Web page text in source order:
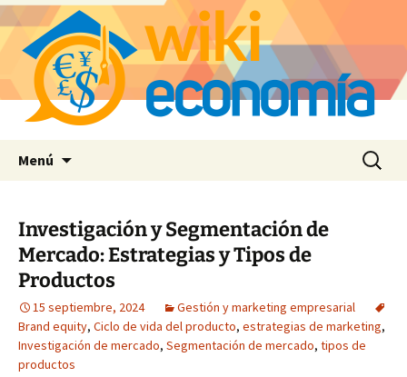
Menú Buscar:
Investigación y Segmentación de
Mercado: Estrategias y Tipos de
Productos
15 septiembre, 2024
Gestión y marketing empresarial
Brand equity, Ciclo de vida del producto, estrategias de marketing,
Investigación de mercado, Segmentación de mercado, tipos de
productos